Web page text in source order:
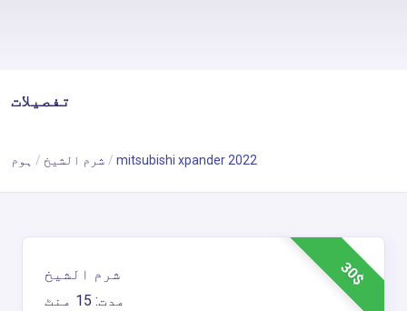
تفصیلات
ہوم شرم الشیخ mitsubishi xpander 2022
30$
شرم الشیخ
مدت: 15 منٹ